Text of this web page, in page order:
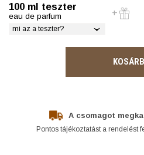
100 ml teszter
eau de parfum
mi az a teszter?
A csomagot
Pontos tájékoztatást a rendelést